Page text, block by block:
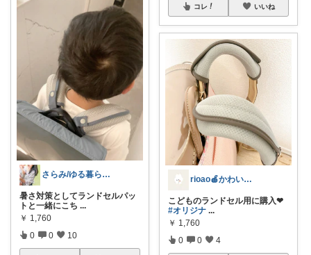
さらみ/ゆる暮らしママ
暑さ対策としてランドセルパッ
トと一緒にこち ...
￥ 1,760
0 0 10
コレ いいね
rioao🍎かわいい子育て🍏
こどものランドセル用に購入❤︎
#オリジナ ...
￥ 1,760
0 0 4